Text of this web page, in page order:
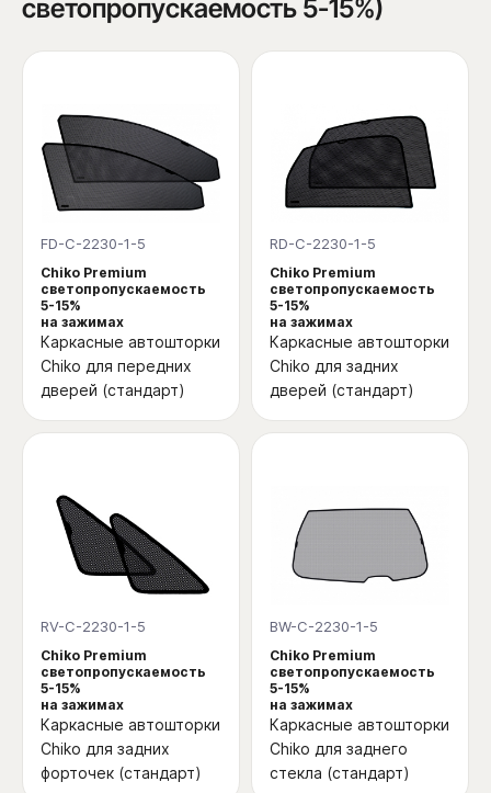
светопропускаемость 5-15%)
FD-C-2230-1-5
Chiko Premium
светопропускаемость
5-15%
на зажимах
Каркасные автошторки
Chiko для передних
дверей (стандарт)
RD-C-2230-1-5
Chiko Premium
светопропускаемость
5-15%
на зажимах
Каркасные автошторки
Chiko для задних
дверей (стандарт)
RV-C-2230-1-5
Chiko Premium
светопропускаемость
5-15%
на зажимах
Каркасные автошторки
Chiko для задних
форточек (стандарт)
BW-C-2230-1-5
Chiko Premium
светопропускаемость
5-15%
на зажимах
Каркасные автошторки
Chiko для заднего
стекла (стандарт)